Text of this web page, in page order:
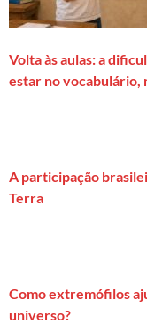
Volta às aulas: a
estar no vocabulário,
A participação
Terra
Como extremófilos
universo?